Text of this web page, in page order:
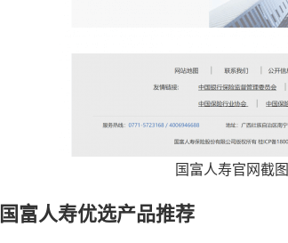
国富人寿官网截
国富人寿优选产品推荐